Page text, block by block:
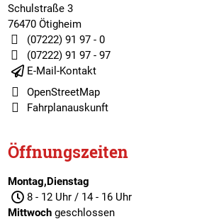
Schulstraße 3
76470 Ötigheim
(07222) 91 97 - 0
(07222) 91 97 - 97
E-Mail-Kontakt
OpenStreetMap
Fahrplanauskunft
Öffnungszeiten
Montag,Dienstag
8 - 12 Uhr / 14 - 16 Uhr
Mittwochgeschlossen